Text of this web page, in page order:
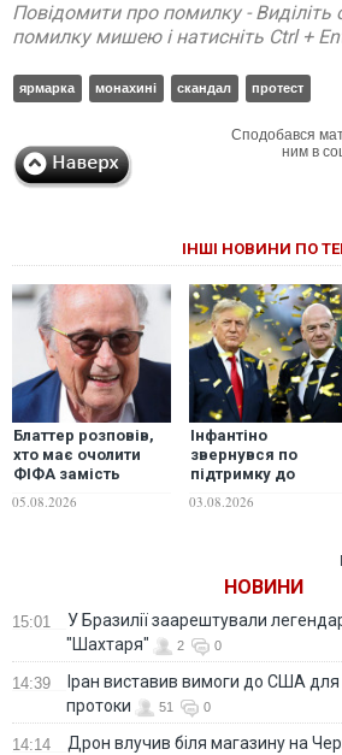
Повідомити про помилку - Виділіть
помилку мишею і натисніть Ctrl +
ярмарка монахині скандал протест
Сподобався
ним в
ІНШІ НОВИНИ ПО
Блаттер розповів,
хто має очолити
ФІФА замість
05.08.2026
Інфантіно
звернувся по
підтримку до
провалу плану
03.08.2026
НОВИНИ
15:01
У Бразилії заарештували
"Шахтаря"
2 0
14:39
Іран виставив вимоги до США для
протоки
51 0
14:14 Дрон влучив біля магазину на